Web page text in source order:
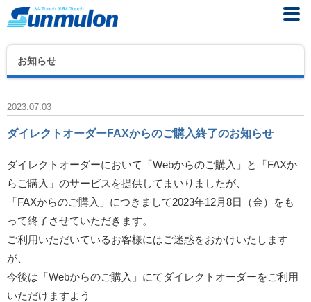
お知らせ
2023.07.03
ダイレクトオーダーFAXからのご購入終了のお知らせ
ダイレクトオーダーにおいて「Webからのご購入」と「FAXか
らご購入」のサービスを提供してまいりましたが、
「FAXからのご購入」につきまして2023年12月8日（金）をも
って終了させていただきます。
ご利用いただいているお客様にはご迷惑をおかけいたします
が、
今後は「Webからのご購入」にてダイレクトオーダーをご利用
いただけますよう